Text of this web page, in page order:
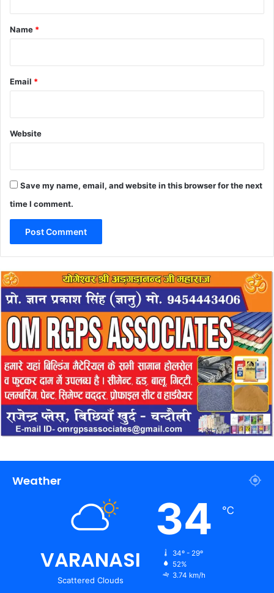
*
Name *
Email *
Website
Save my name, email, and website in this browser for the next
time I comment.
Weather
VARANASI
Scattered Clouds
34 ℃
34º - 29º
52%
3.74 km/h